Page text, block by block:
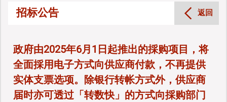
招标公告 返回
政府由2025年6月1日起推出的採购项目，将
全面採用电子方式向供应商付款，不再提供
实体支票选项。除银行转帐方式外，供应商
届时亦可透过「转数快」的方式向採购部门